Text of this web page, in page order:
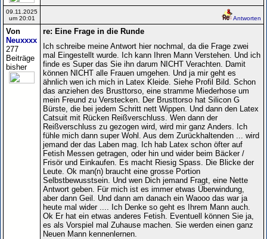
09.11.2025
um 20:01
Antworten
Von
Neuxxxx
277
Beiträge
bisher
re: Eine Frage in die Runde
Ich schreibe meine Antwort hier nochmal, da die Frage zwei
mal Eingestellt wurde. Ich kann Ihren Mann Verstehen. Und ich
finde es Super das Sie ihn darum NICHT Verachten. Damit
können NICHT alle Frauen umgehen. Und ja mir geht es
ähnlich wen ich mich in Latex Kleide. Siehe Profil Bild. Schon
das anziehen des Brusttorso, eine stramme Miederhose um
mein Freund zu Verstecken. Der Brusttorso hat Silicon G
Bürste, die bei jedem Schritt nett Wippen. Und dann den Latex
Catsuit mit Rücken Reißverschluss. Wen dann der
Reißverschluss zu gezogen wird, wird mir ganz Anders. Ich
fühle mich dann super Wohl. Aus dem Zurückhaltenden ... wird
jemand der das Laben mag. Ich hab Latex schon öfter auf
Fetish Messen getragen, oder hin und wider beim Bäcker /
Frisör und Einkaufen. Es macht Riesig Spass. Die Blicke der
Leute. Ok man(n) braucht eine grosse Portion
Selbstbewusstsein. Und wen Dich jemand Fragt, eine Nette
Antwort geben. Für mich ist es immer etwas Überwindung,
aber dann Geil. Und dann am danach ein Waooo das war ja
heute mal wider .... Ich Denke so geht es Ihrem Mann auch.
Ok Er hat ein etwas anderes Fetish. Eventuell können Sie ja,
es als Vorspiel mal Zuhause machen. Sie werden einen ganz
Neuen Mann kennenlernen.